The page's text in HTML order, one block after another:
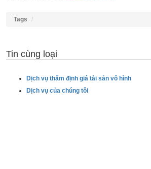
Tags
Tin cùng loại
Dịch vụ thẩm định giá tài sản vô hình
Dịch vụ của chúng tôi